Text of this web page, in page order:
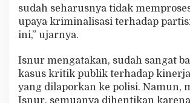
sudah seharusnya tidak
upaya kriminalisasi terhadap
ini,” ujarnya.
Isnur mengatakan, sudah sangat
kasus kritik publik terhadap
yang dilaporkan ke polisi. Namun,
Isnur, semuanya dihentikan